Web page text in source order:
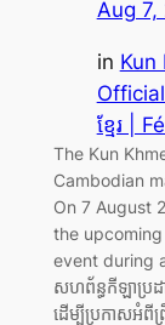
Aug
in Kun
ខ្មែរ |
The Kun
Cambodian
On 7 August
the upcoming
event during
សហព័ន្ធកីឡាប្រដ
ដើម្បីប្រកាសអំពី